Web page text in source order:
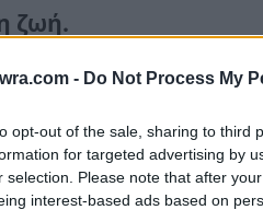
- Do Not Process My
opt-out of the sale, sharing to third
for targeted advertising by
selection. Please note that after
interest-based ads based on
ζωή.
Θα μας λείψεις